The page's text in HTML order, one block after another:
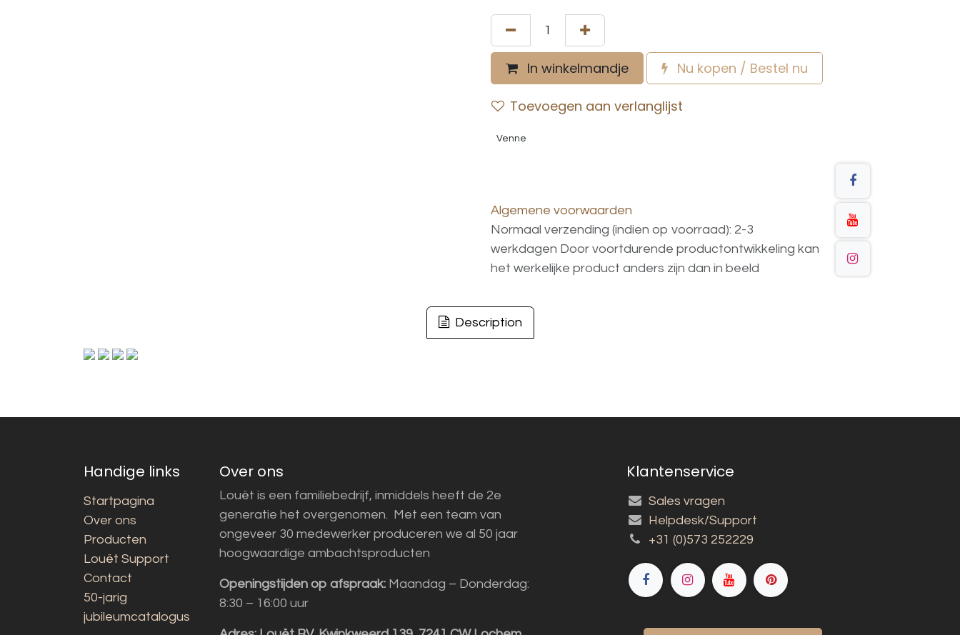
In winkelmandje Nu kopen / Bestel nu
Toevoegen aan verlanglijst
Venne
Algemene voorwaarden
Normaal verzending (indien op voorraad): 2-3
werkdagen Door voortdurende productontwikkeling kan
het werkelijke product anders zijn dan in beeld
Description
Handige links
Startpagina
Over ons
Producten
Louët Support
Contact
50-jarig
jubileumcatalogus
Over ons
Louët is een familiebedrijf, inmiddels heeft de 2e
generatie het overgenomen. Met een team van
ongeveer 30 medewerker produceren we al 50 jaar
hoogwaardige ambachtsproducten
Openingstijden op afspraak: Maandag – Donderdag:
8:30 – 16:00 uur
Klantenservice
Sales vragen
Helpdesk/Support
+31 (0)573 252229